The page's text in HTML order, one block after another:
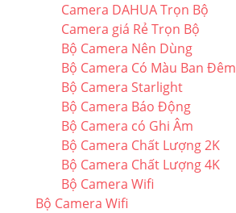
Camera DAHUA Trọn Bộ
Camera giá Rẻ Trọn Bộ
Bộ Camera Nên Dùng
Bộ Camera Có Màu Ban Đêm
Bộ Camera Starlight
Bộ Camera Báo Động
Bộ Camera có Ghi Âm
Bộ Camera Chất Lượng 2K
Bộ Camera Chất Lượng 4K
Bộ Camera Wifi
Bộ Camera Wifi